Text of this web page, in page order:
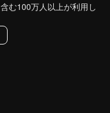
む100万人以上が利用し